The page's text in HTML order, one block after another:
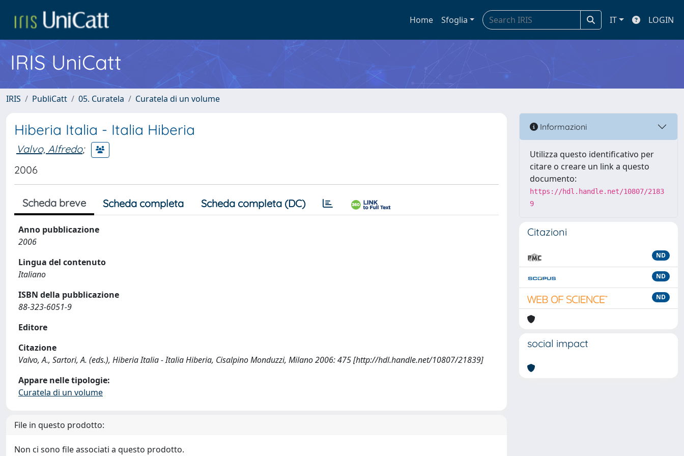
Home Sfoglia IT LOGIN
IRIS UniCatt
IRIS PubliCatt 05. Curatela Curatela di un volume
Hiberia Italia - Italia Hiberia
Valvo, Alfredo;
2006
Scheda breve Scheda completa Scheda completa (DC)
Anno pubblicazione
2006
Lingua del contenuto
Italiano
ISBN della pubblicazione
88-323-6051-9
Editore
Citazione
Valvo, A., Sartori, A. (eds.), Hiberia Italia - Italia Hiberia, Cisalpino Monduzzi, Milano 2006: 475 [http://hdl.handle.net/10807/21839]
Appare nelle tipologie:
Curatela di un volume
File in questo prodotto:
Non ci sono file associati a questo prodotto.
Informazioni
Utilizza questo identificativo per
citare o creare un link a questo
documento:
https://hdl.handle.net/10807/2183
9
Citazioni
ND
ND
ND
social impact